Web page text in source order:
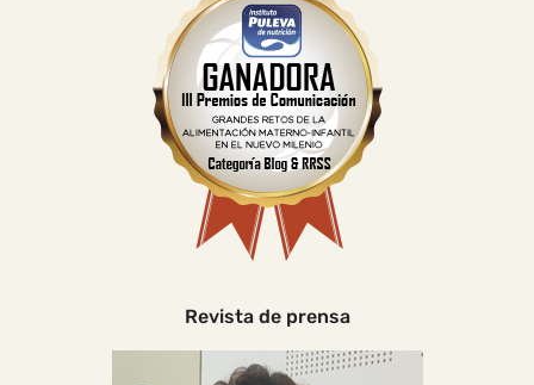
Revista de prensa